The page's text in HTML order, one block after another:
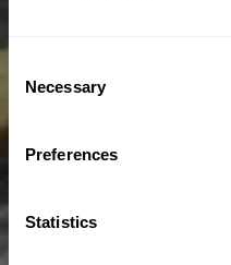
Selection
Necessary
Preferences
Statistics